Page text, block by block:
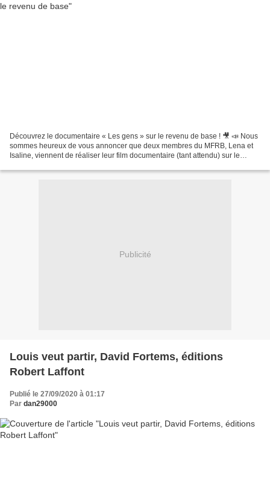
Découvrez le documentaire « Les gens » sur le revenu de base ! 🎥 📣 Nous
sommes heureux de vous annoncer que deux membres du MFRB, Lena et
Isaline, viennent de réaliser leur film documentaire (tant attendu) sur le
Publicité
Louis veut partir, David Fortems, éditions
Robert Laffont
Publié le 27/09/2020 à 01:17
Par dan29000